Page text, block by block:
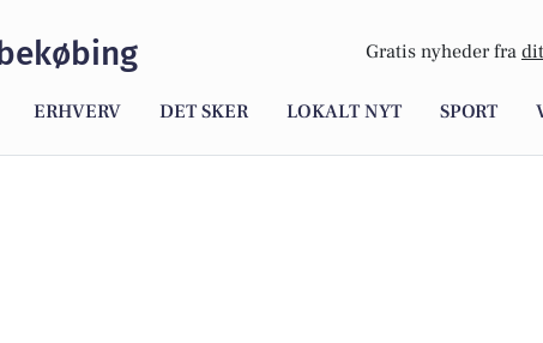
Gratis nyheder fra dit
ERHVERV DET SKER LOKALT NYT SPORT